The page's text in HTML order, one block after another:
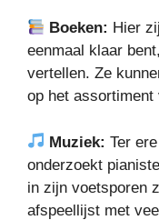
Boeken: Hier
eenmaal klaar
vertellen. Ze
op het assortiment
Muziek: Ter
onderzoekt
in zijn voetsporen
afspeellijst met